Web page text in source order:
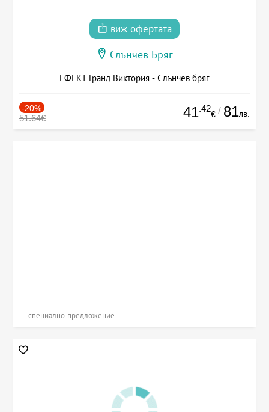
виж офертата
Слънчев Бряг
ЕФЕКТ Гранд Виктория - Слънчев бряг
-20%
51.64€ 41.42
€ / 81лв.
специално предложение